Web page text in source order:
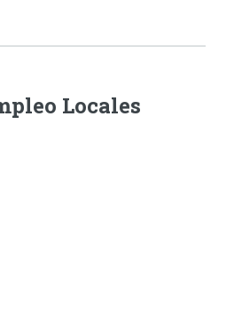
Locales